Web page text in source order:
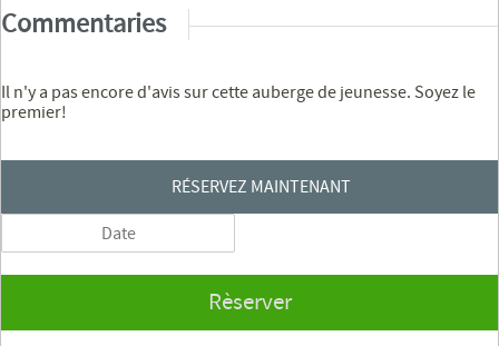
Commentaries
Il n'y a pas encore d'avis sur cette auberge de jeunesse. Soyez le
premier!
RÉSERVEZ MAINTENANT
Rèserver